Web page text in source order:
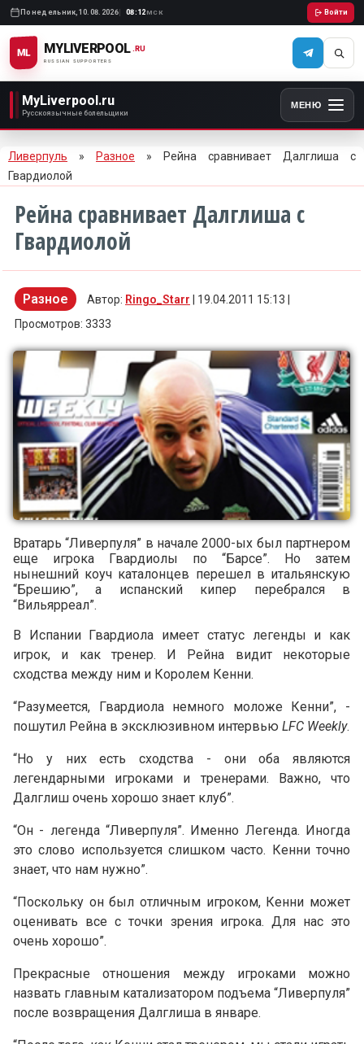
Понедельник, 10.08.2026 08:12 МСК Войти
ML MYLIVERPOOL
RUSSIAN SUPPORTERS
.RU
MyLiverpool.ru
Русскоязычные болельщики
МЕНЮ
Ливерпуль » Разное » Рейна сравнивает Далглиша с
Гвардиолой
Рейна сравнивает Далглиша с
Гвардиолой
Разное Автор: Ringo_Starr | 19.04.2011 15:13 |
Просмотров: 3333
Вратарь “Ливерпуля” в начале 2000-ых был партнером
еще игрока Гвардиолы по “Барсе”. Но затем
нынешний коуч каталонцев перешел в итальянскую
“Брешию”, а испанский кипер перебрался в
“Вильярреал”.
В Испании Гвардиола имеет статус легенды и как
игрок, и как тренер. И Рейна видит некоторые
сходства между ним и Королем Кенни.
“Разумеется, Гвардиола немного моложе Кенни”, -
пошутил Рейна в эксклюзивном интервью LFC Weekly.
“Но у них есть сходства - они оба являются
легендарными игроками и тренерами. Важно, что
Далглиш очень хорошо знает клуб”.
“Он - легенда “Ливерпуля”. Именно Легенда. Иногда
это слово используется слишком часто. Кенни точно
знает, что нам нужно”.
“Поскольку он был отличным игроком, Кенни может
оценивать все с точки зрения игрока. Для нас это
очень хорошо”.
Прекрасные отношения между игроками можно
назвать главным катализатором подъема “Ливерпуля”
после возвращения Далглиша в январе.